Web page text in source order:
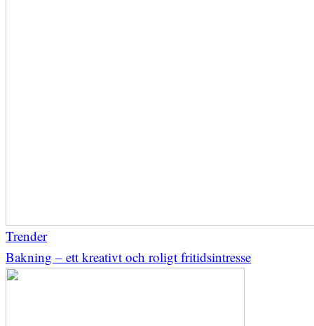
Trender
Bakning – ett kreativt och roligt fritidsintresse